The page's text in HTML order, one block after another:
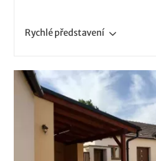
Rychlépředstavení